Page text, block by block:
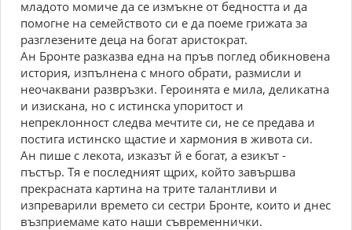
младото момиче да се измъкне от бедността и да
помогне на семейството си е да поеме грижата за
разглезените деца на богат аристократ.
Ан Бронте разказва една на пръв поглед обикновена
история, изпълнена с много обрати, размисли и
неочаквани развръзки. Героинята е мила, деликатна
и изискана, но с истинска упоритост и
непреклонност следва мечтите си, не се предава и
постига истинско щастие и хармония в живота си.
Ан пише с лекота, изказът й е богат, а езикът -
пъстър. Тя е последният щрих, който завършва
прекрасната картина на трите талантливи и
изпреварили времето си сестри Бронте, които и днес
възприемаме като наши съвременнички.